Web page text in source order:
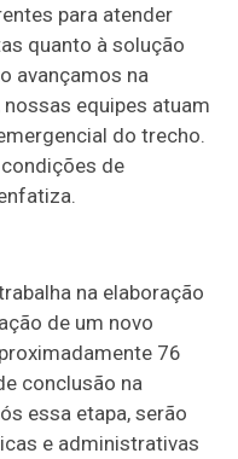
para atender
quanto à solução
avançamos na
equipes atuam
do trecho.
de
na elaboração
de um novo
76
conclusão na
essa etapa, serão
e administrativas